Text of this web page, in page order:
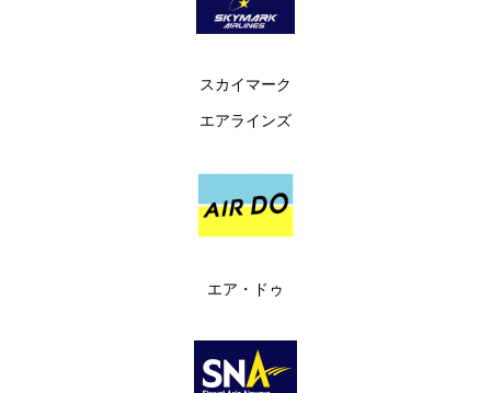
スカイマーク
エアラインズ
エア・ドゥ